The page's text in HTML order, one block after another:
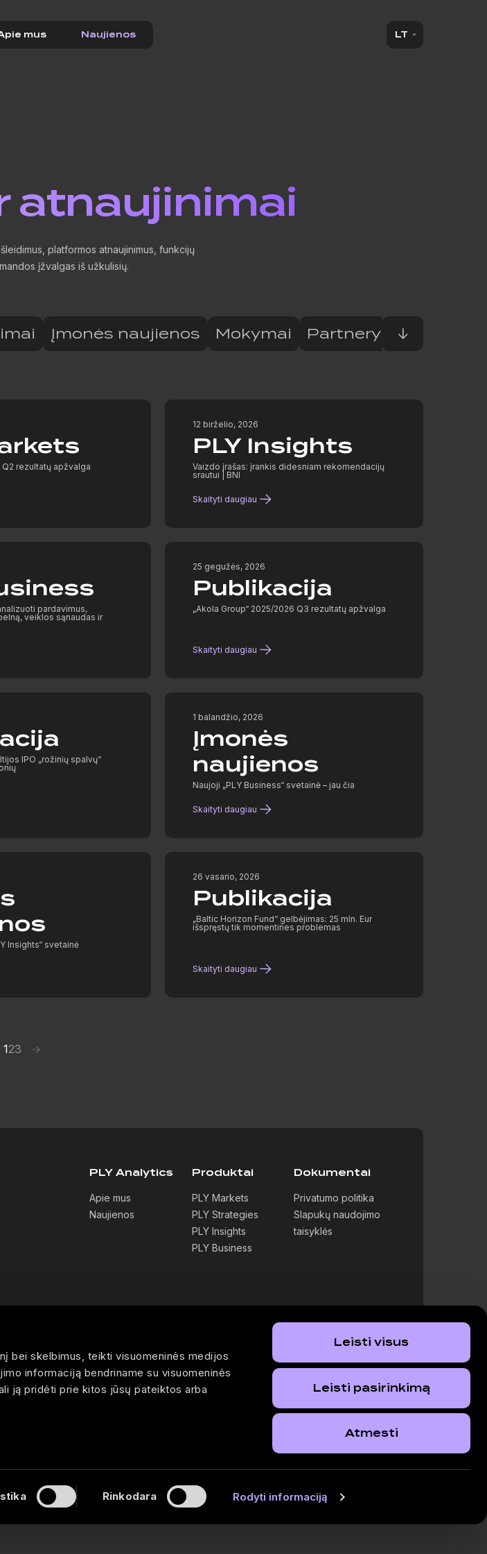
bei skelbimus, teikti visuomeninės medijos
informaciją bendriname su visuomeninės
ją pridėti prie kitos jūsų pateiktos arba
Rinkodara Rodyti informaciją
Leisti visus
Leisti pasirinkimą
Atmesti
mus Naujienos LT
atnaujinimai
platformos atnaujinimus, funkcijų
įžvalgas iš užkulisių.
Įmonės naujienos Mokymai Partnerystė
↓
Q2 rezultatų apžvalga
12 birželio, 2026
PLY Insights
Vaizdo įrašas: įrankis didesniam rekomendacijų
srautui | BNI
Skaityti daugiau
pardavimus,
veiklos sąnaudas ir
25 gegužės, 2026
Publikacija
„Akola Group“ 2025/2026 Q3 rezultatų apžvalga
Skaityti daugiau
IPO „rožinių spalvų“
1 balandžio, 2026
Įmonės
naujienos
Naujoji „PLY Business“ svetainė – jau čia
Skaityti daugiau
Insights“ svetainė
26 vasario, 2026
Publikacija
„Baltic Horizon Fund“ gelbėjimas: 25 mln. Eur
išspręstų tik momentines problemas
Skaityti daugiau
Posts
123
PLY Analytics
Apie mus
Naujienos
Produktai
PLY Markets
PLY Strategies
PLY Insights
PLY Business
Dokumentai
Privatumo politika
Slapukų naudojimo
taisyklės